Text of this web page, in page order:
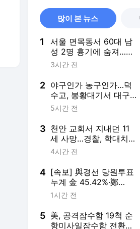
많이 본 뉴스
1
서울 면목동서 60대 남
성 2명 흉기에 숨져…지
인 사이 추정(종합)
3시간 전
2 야구인가 농구인가…덕
수고, 봉황대기서 대구
북구SC에 42-0 승리
5시간 전
3 천안 교회서 지내던 11
세 사망…경찰, 학대치사
여부 수사(종합)
4시간 전
4 [속보] 與경선 당원투표
누계 金 45.42%·鄭
44.56%…가중치 未반영
1시간 전
5 美, 공격잠수함 19척 순
항미사일잠수함 전환…